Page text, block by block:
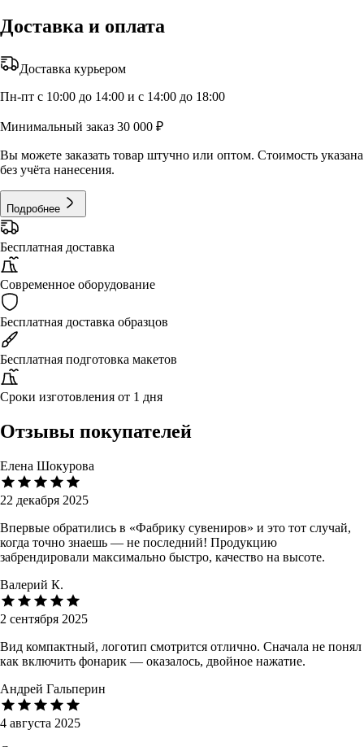
Доставка и оплата
Доставка курьером
Пн-пт с 10:00 до 14:00 и с 14:00 до 18:00
Минимальный заказ 30 000 ₽
Вы можете заказать товар штучно или оптом. Стоимость указана
без учёта нанесения.
Подробнее
Бесплатная доставка
Современное оборудование
Бесплатная доставка образцов
Бесплатная подготовка макетов
Сроки изготовления от 1 дня
Отзывы покупателей
Елена Шокурова
22 декабря 2025
Впервые обратились в «Фабрику сувениров» и это тот случай,
когда точно знаешь — не последний! Продукцию
забрендировали максимально быстро, качество на высоте.
Валерий К.
2 сентября 2025
Вид компактный, логотип смотрится отлично. Сначала не понял
как включить фонарик — оказалось, двойное нажатие.
Андрей Гальперин
4 августа 2025